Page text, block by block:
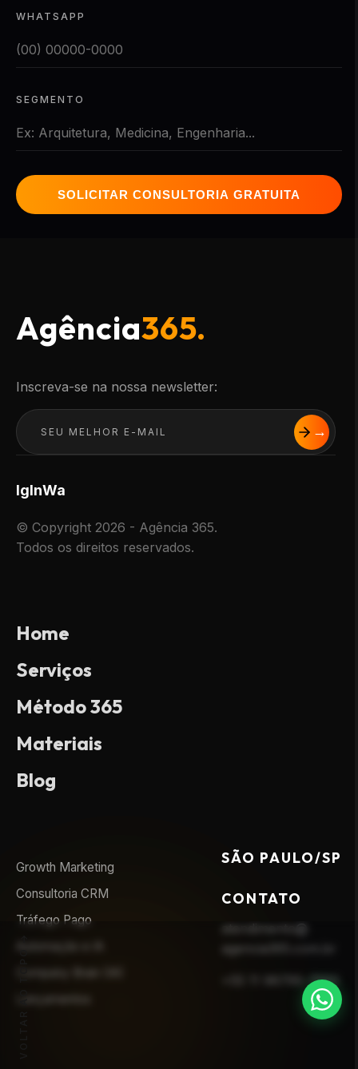
VOLTAR AO TOPO
WHATSAPP
SEGMENTO
SOLICITAR CONSULTORIA GRATUITA
Agência365.
Inscreva-se na nossa newsletter:
IgInWa
© Copyright 2026 - Agência 365.
Todos os direitos reservados.
Home
Serviços
Método 365
Materiais
Blog
Growth Marketing
Consultoria CRM
Tráfego Pago
SÃO PAULO/SP
CONTATO
+55 11 96795-7593